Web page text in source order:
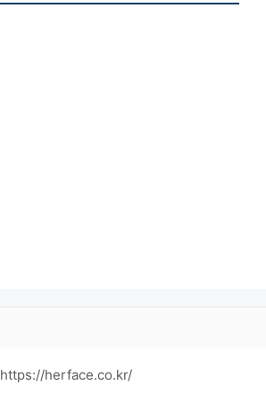
https://herface.co.kr/